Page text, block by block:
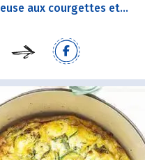
aux courgettes et...